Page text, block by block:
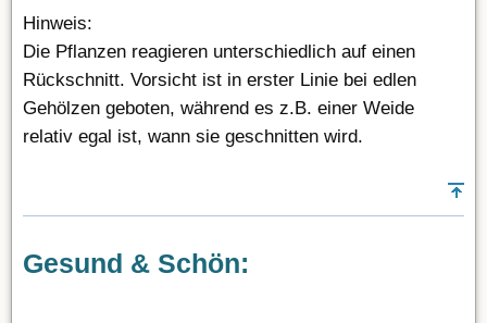
Hinweis:
Die Pflanzen reagieren unterschiedlich auf einen
Rückschnitt. Vorsicht ist in erster Linie bei edlen
Gehölzen geboten, während es z.B. einer Weide
relativ egal ist, wann sie geschnitten wird.
Gesund & Schön: